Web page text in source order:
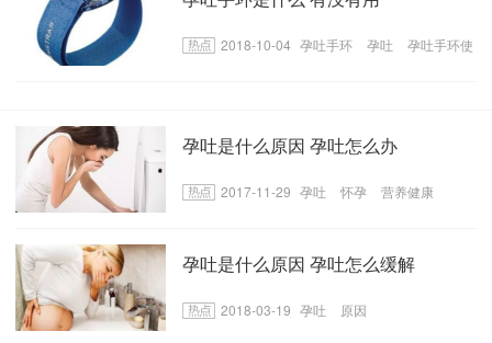
2018-10-04 孕吐手环 孕吐
孕吐手环使
孕吐是什么原因 孕吐怎么办
2017-11-29 孕吐 怀孕 营养健康
孕吐是什么原因 孕吐怎么缓解
2018-03-19 孕吐 原因